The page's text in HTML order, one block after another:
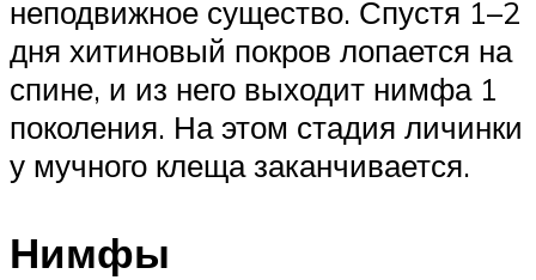
неподвижное существо. Спустя 1–2
дня хитиновый покров лопается на
спине, и из него выходит нимфа 1
поколения. На этом стадия личинки
у мучного клеща заканчивается.
Нимфы